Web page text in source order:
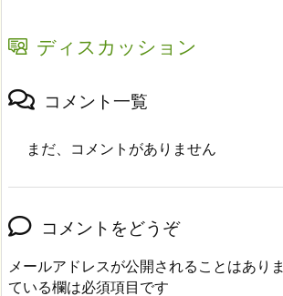
ディスカッション
コメント一覧
まだ、コメントがありません
コメントをどうぞ
メールアドレスが公開されることはありま
ている欄は必須項目です